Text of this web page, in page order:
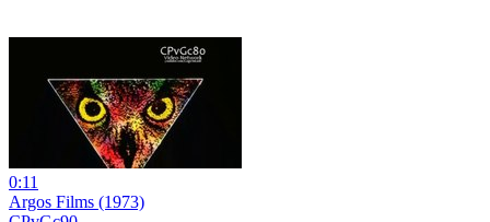
0:11
Argos Films (1973)